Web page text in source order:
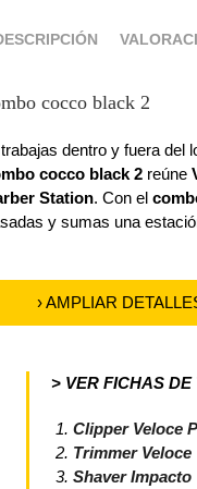
cocco black 2
dentro y fuera del
cocco black 2 reúne
Station. Con el
y sumas una
› AMPLIAR
> VER FICHAS
Clipper Veloce
Trimmer
Shaver Impacto